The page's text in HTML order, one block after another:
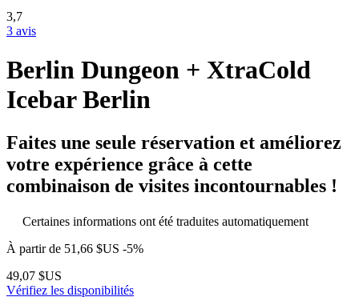
3,7
3 avis
Berlin Dungeon + XtraCold
Icebar Berlin
Faites une seule réservation et améliorez
votre expérience grâce à cette
combinaison de visites incontournables !
Certaines informations ont été traduites automatiquement
À partir de 51,66 $US -5%
49,07 $US
Vérifiez les disponibilités